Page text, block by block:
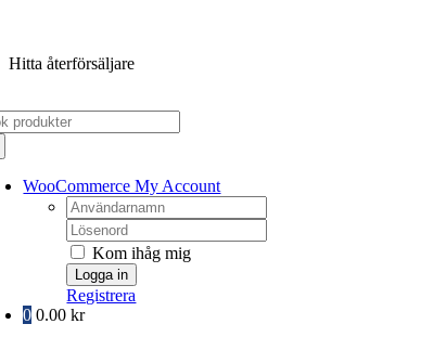
innehållet
Hitta återförsäljare
WooCommerce My Account
Username:
Password:
Kom ihåg mig
Registrera
0 0.00kr